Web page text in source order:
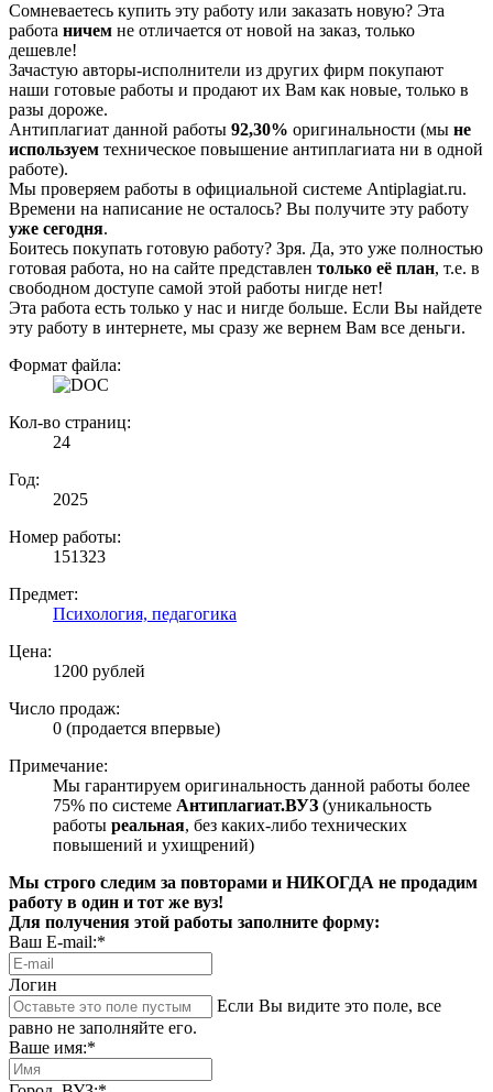
Сомневаетесь купить эту работу или заказать новую? Эта
работа ничем не отличается от новой на заказ, только
дешевле!
Зачастую авторы-исполнители из других фирм покупают
наши готовые работы и продают их Вам как новые, только в
разы дороже.
Антиплагиат данной работы 92,30% оригинальности (мы не
используем техническое повышение антиплагиата ни в одной
работе).
Мы проверяем работы в официальной системе Аntiplagiat.ru.
Времени на написание не осталось? Вы получите эту работу
уже сегодня.
Боитесь покупать готовую работу? Зря. Да, это уже полностью
готовая работа, но на сайте представлен только её план, т.е. в
свободном доступе самой этой работы нигде нет!
Эта работа есть только у нас и нигде больше. Если Вы найдете
эту работу в интернете, мы сразу же вернем Вам все деньги.
Формат файла:
Кол-во страниц:
24
Год:
2025
Номер работы:
151323
Предмет:
Психология, педагогика
Цена:
1200 рублей
Число продаж:
0 (продается впервые)
Примечание:
Мы гарантируем оригинальность данной работы более
75% по системе Антиплагиат.ВУЗ (уникальность
работы реальная, без каких-либо технических
повышений и ухищрений)
Мы строго следим за повторами и НИКОГДА не продадим
работу в один и тот же вуз!
Для получения этой работы заполните форму:
Ваш E-mail:*
Логин
Если Вы видите это поле, все
равно не заполняйте его.
Ваше имя:*